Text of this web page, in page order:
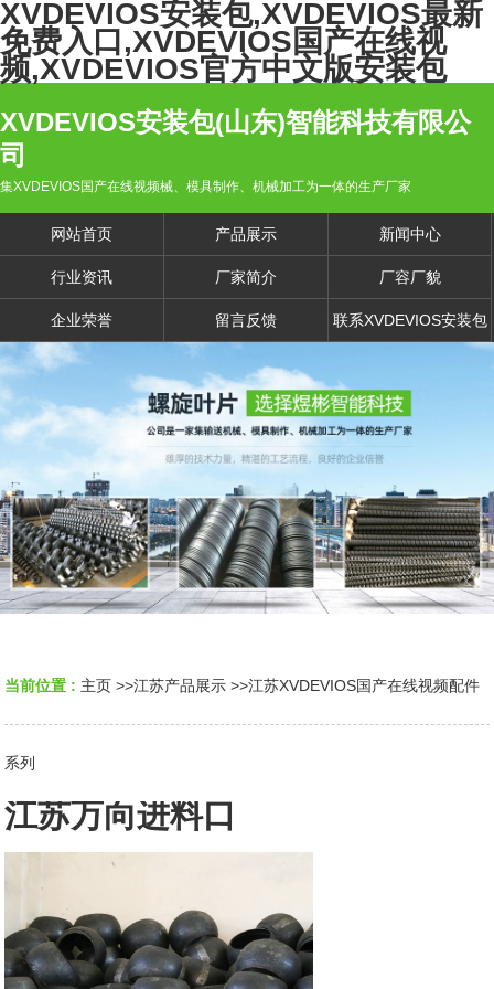
XVDEVIOS安装包,XVDEVIOS最新
免费入口,XVDEVIOS国产在线视
频,XVDEVIOS官方中文版安装包
XVDEVIOS安装包(山东)智能科技有限公
司
集XVDEVIOS国产在线视频械、模具制作、机械加工为一体的生产厂家
网站首页 产品展示 新闻中心
行业资讯 厂家简介 厂容厂貌
企业荣誉 留言反馈 联系XVDEVIOS安装包
当前位置 : 主页 >>江苏产品展示 >>江苏XVDEVIOS国产在线视频配件
系列
江苏万向进料口